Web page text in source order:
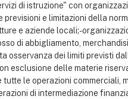
di istruzione" con
e limitazioni della
e aziende locali;-
di abbigliamento,
osservanza dei limiti previsti
esclusione delle materie
tutte le operazioni
di intermediazione